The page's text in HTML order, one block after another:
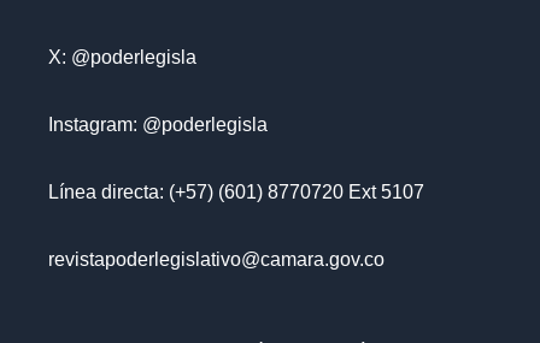
X: @poderlegisla
Instagram: @poderlegisla
Línea directa: (+57) (601) 8770720 Ext 5107
revistapoderlegislativo@camara.gov.co